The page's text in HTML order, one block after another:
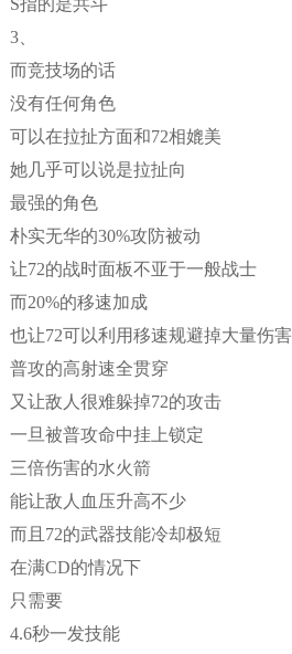
S指的是共斗
3、
而竞技场的话
没有任何角色
可以在拉扯方面和72相媲美
她几乎可以说是拉扯向
最强的角色
朴实无华的30%攻防被动
让72的战时面板不亚于一般战士
而20%的移速加成
也让72可以利用移速规避掉大量伤害
普攻的高射速全贯穿
又让敌人很难躲掉72的攻击
一旦被普攻命中挂上锁定
三倍伤害的水火箭
能让敌人血压升高不少
而且72的武器技能冷却极短
在满CD的情况下
只需要
4.6秒一发技能